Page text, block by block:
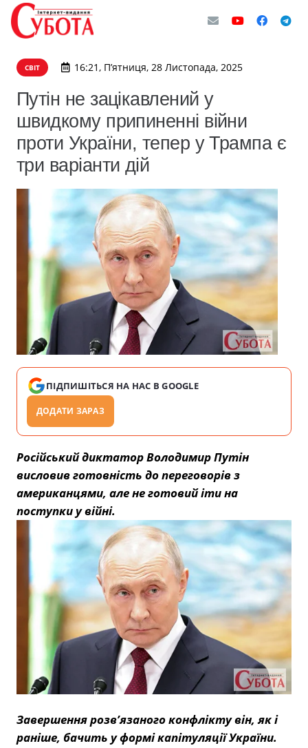
СВІТ 16:21, П’ятниця, 28 Листопада, 2025
Путін не зацікавлений у
швидкому припиненні війни
проти України, тепер у Трампа є
три варіанти дій
ПІДПИШІТЬСЯ НА НАС В GOOGLE
ДОДАТИ ЗАРАЗ
Російський диктатор Володимир Путін
висловив готовність до переговорів з
американцями, але не готовий іти на
поступки у війні.
Завершення розв’язаного конфлікту він, як і
раніше, бачить у формі капітуляції України.